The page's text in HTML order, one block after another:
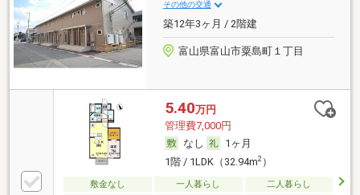
その他の交通
築12年3ヶ月 / 2階建
富山県富山市粟島町１丁目
5.40万円
管理費7,000円
なし
1ヶ月
1階 / 1LDK（32.94m2）
敷金なし 一人暮らし
二人暮らし